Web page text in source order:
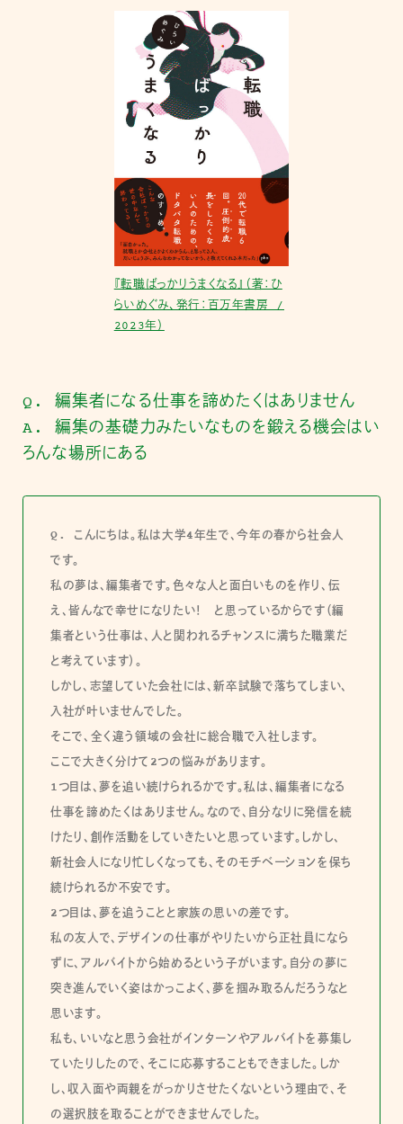
『転職ばっかりうまくなる』（著：ひ
らいめぐみ、発行：百万年書房 /
2023年）
Q. 編集者になる仕事を諦めたくはありません
A. 編集の基礎力みたいなものを鍛える機会はい
ろんな場所にある
Q. こんにちは。私は大学4年生で、今年の春から社会人
です。
私の夢は、編集者です。色々な人と面白いものを作り、伝
え、皆んなで幸せになりたい！ と思っているからです（編
集者という仕事は、人と関われるチャンスに満ちた職業だ
と考えています）。
しかし、志望していた会社には、新卒試験で落ちてしまい、
入社が叶いませんでした。
そこで、全く違う領域の会社に総合職で入社します。
ここで大きく分けて2つの悩みがあります。
1つ目は、夢を追い続けられるかです。私は、編集者になる
仕事を諦めたくはありません。なので、自分なりに発信を続
けたり、創作活動をしていきたいと思っています。しかし、
新社会人になり忙しくなっても、そのモチベーションを保ち
続けられるか不安です。
2つ目は、夢を追うことと家族の思いの差です。
私の友人で、デザインの仕事がやりたいから正社員になら
ずに、アルバイトから始めるという子がいます。自分の夢に
突き進んでいく姿はかっこよく、夢を掴み取るんだろうなと
思います。
私も、いいなと思う会社がインターンやアルバイトを募集し
ていたりしたので、そこに応募することもできました。しか
し、収入面や両親をがっかりさせたくないという理由で、そ
の選択肢を取ることができませんでした。